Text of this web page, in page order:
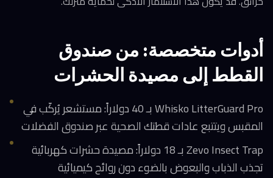
أدوات متخصصة: من صندوق
القطط إلى مصيدة الحشرات
Whisko LitterGuard Pro بـ 40 دولاراً: مستشعر يُركّب في
المقبس ويتتبع عادات قطتك الصحية عبر صندوق الفضلات
Zevo Insect Trap بـ 18 دولاراً: مصيدة حشرات كهربائية
تجذب الذباب والبعوض بالضوء دون روائح كيميائية